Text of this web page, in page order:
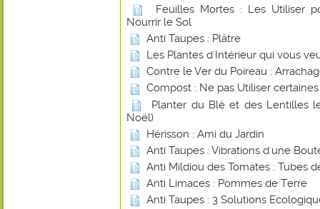
Feuilles Mortes : Les Utiliser
Nourrir le Sol
Anti Taupes : Plâtre
Les Plantes d'Intérieur qui vous
Contre le Ver du Poireau :
Compost : Ne pas Utiliser
Planter du Blé et des Lentilles
Noël)
Hérisson : Ami du Jardin
Anti Taupes : Vibrations d'une
Anti Mildiou des Tomates : Tubes
Anti Limaces : Pommes de Terre
Anti Taupes : 3 Solutions